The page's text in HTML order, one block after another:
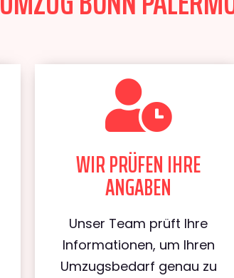
WIR PRÜFEN IHRE
ANGABEN
Unser Team prüft Ihre
Informationen, um Ihren
Umzugsbedarf genau zu